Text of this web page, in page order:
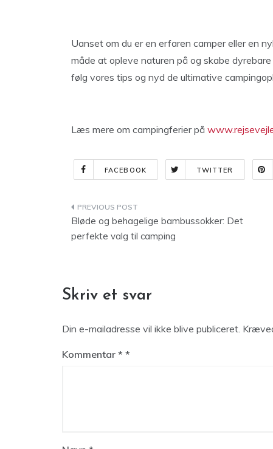
Uanset om du er en erfaren camper eller en
måde at opleve naturen på og skabe
følg vores tips og nyd de ultimative
Læs mere om campingferier på
FACEBOOK TWITTER
Indlægsnavigation
Bløde og behagelige bambussokker: Det
perfekte valg til camping
Skriv et svar
Din e-mailadresse vil ikke blive publiceret.
Kommentar *